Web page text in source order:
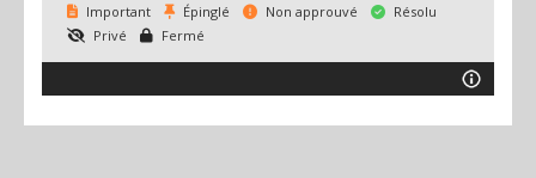
Important
Épinglé Non approuvé
Résolu
Privé
Fermé